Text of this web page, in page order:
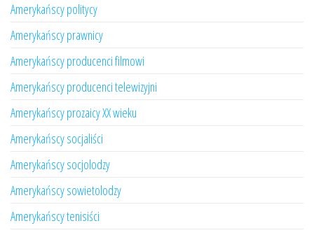
Amerykańscy politycy
Amerykańscy prawnicy
Amerykańscy producenci filmowi
Amerykańscy producenci telewizyjni
Amerykańscy prozaicy XX wieku
Amerykańscy socjaliści
Amerykańscy socjolodzy
Amerykańscy sowietolodzy
Amerykańscy tenisiści